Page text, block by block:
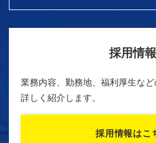
採用情報
業務内容、勤務地、福利厚生な
詳しく紹介します。
採用情報はこ